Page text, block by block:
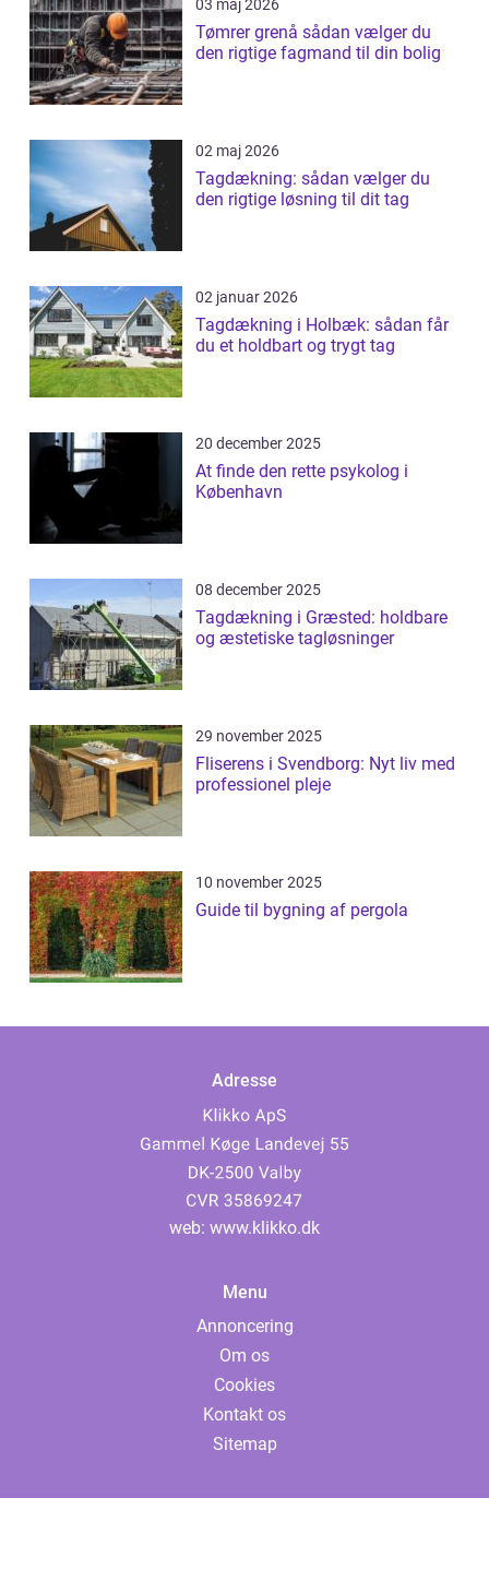
03 maj 2026
Tømrer grenå sådan vælger du
den rigtige fagmand til din bolig
02 maj 2026
Tagdækning: sådan vælger du
den rigtige løsning til dit tag
02 januar 2026
Tagdækning i Holbæk: sådan får
du et holdbart og trygt tag
20 december 2025
At finde den rette psykolog i
København
08 december 2025
Tagdækning i Græsted: holdbare
og æstetiske tagløsninger
29 november 2025
Fliserens i Svendborg: Nyt liv med
professionel pleje
10 november 2025
Guide til bygning af pergola
Adresse
web: www.klikko.dk
Menu
Annoncering
Om os
Cookies
Kontakt os
Sitemap